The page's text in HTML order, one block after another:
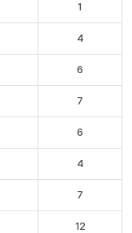
1
4
6
7
6
4
7
12